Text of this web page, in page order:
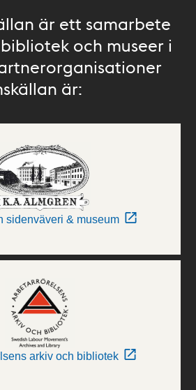
är ett samarbete
och museer i
är:
sidenväveri & museum
arkiv och bibliotek